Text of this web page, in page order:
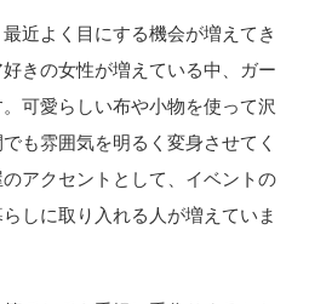
近よく目にする機会が増えてき
きの女性が増えている中、ガー
可愛らしい布や小物を使って沢
も雰囲気を明るく変身させてく
アクセントとして、イベントの
しに取り入れる人が増えていま